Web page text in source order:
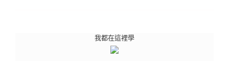
我都在這裡學